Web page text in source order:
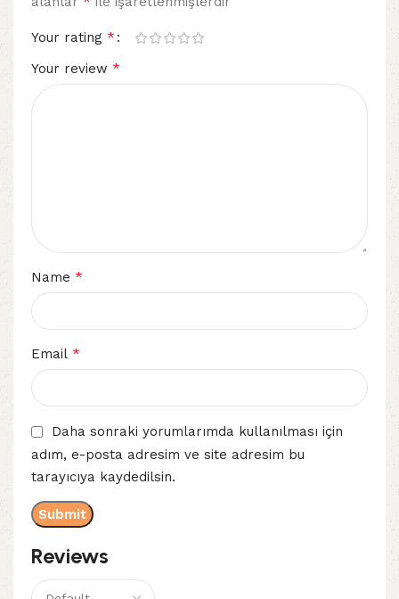
Reviews
Your rating *
Your review *
Name *
Email *
Daha sonraki yorumlarımda kullanılması için
adım, e-posta adresim ve site adresim bu
tarayıcıya kaydedilsin.